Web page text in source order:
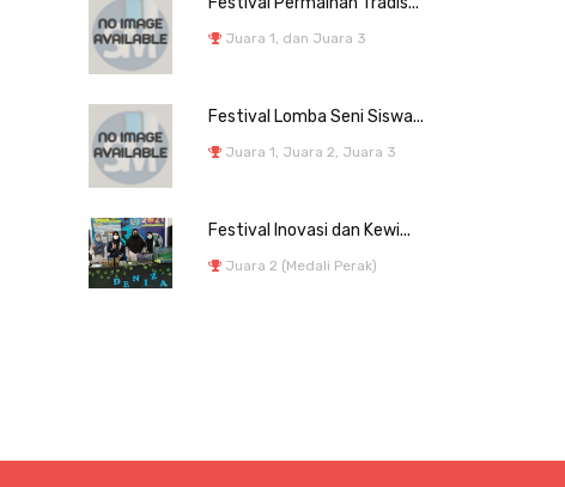
Juara 1, dan Juara 3
Festival Lomba Seni Siswa...
Juara 1, Juara 2, Juara 3
Festival Inovasi dan Kewi...
Juara 2 (Medali Perak)